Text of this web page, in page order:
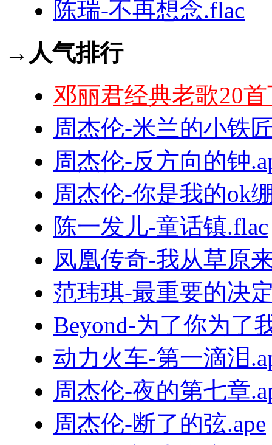
陈瑞-不再想念.flac
→人气排行
邓丽君经典老歌20
周杰伦-米兰的小铁
周杰伦-反方向的钟
周杰伦-你是我的ok
陈一发儿-童话镇.flac
凤凰传奇-我从草原
范玮琪-最重要的决
Beyond-为了你为了
动力火车-第一滴泪
周杰伦-夜的第七章
周杰伦-断了的弦.ape